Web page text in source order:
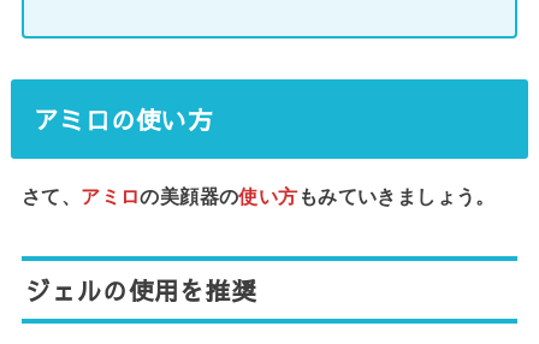
アミロの使い方
さて、 アミロの美顔器の使い方 もみていきましょう。
ジェルの使用を推奨